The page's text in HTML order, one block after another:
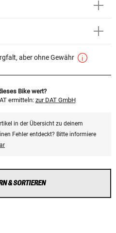
aber ohne Gewähr
Bike wert?
ermitteln: zur DAT GmbH
in der Übersicht zu deinem
Fehler entdeckt? Bitte informiere
& SORTIEREN